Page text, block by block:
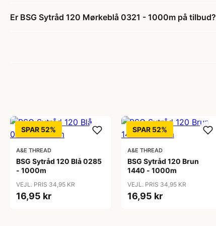
Er BSG Sytråd 120 Mørkeblå 0321 - 1000m på tilbud?
SPAR 52%
A&E THREAD
BSG Sytråd 120 Blå 0285
- 1000m
VEJL. PRIS 34,95 KR
16,95 kr
SPAR 52%
A&E THREAD
BSG Sytråd 120 Brun
1440 - 1000m
VEJL. PRIS 34,95 KR
16,95 kr